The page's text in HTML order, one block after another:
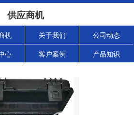
供应商机
机 关于我们 公司动态
心 客户案例 产品知识